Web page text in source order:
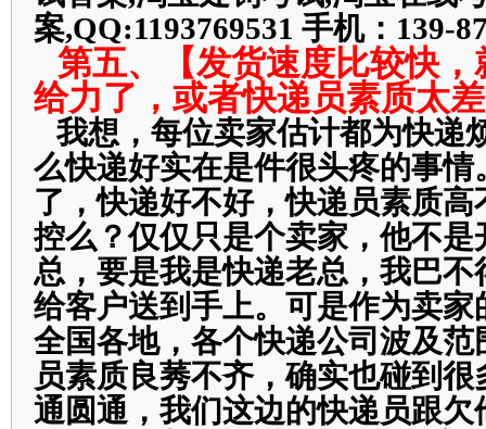
案,QQ:1193769531 手机：139-
第五、【发货速度比较快
给力了，或者快递员素质太
我想，每位卖家估计都为快递
么快递好实在是件很头疼的事情
了，快递好不好，快递员素质
控么？仅仅只是个卖家，他不是
总，要是我是快递老总，我巴
给客户送到手上。可是作为卖家
全国各地，各个快递公司波及范
员素质良莠不齐，确实也碰到
通圆通，我们这边的快递员跟欠